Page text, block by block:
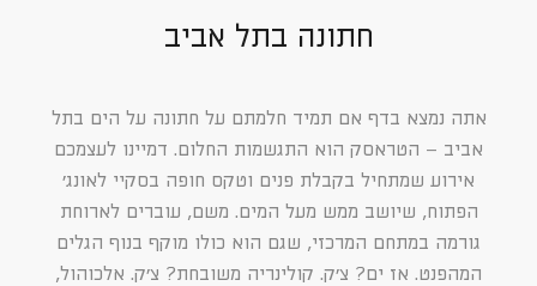
חתונה בתל אביב
אתה נמצא בדף אם תמיד חלמתם על חתונה על הים בתל
אביב – הטראסק הוא התגשמות החלום. דמיינו לעצמכם
אירוע שמתחיל בקבלת פנים וטקס חופה בסקיי לאונג׳
הפתוח, שיושב ממש מעל המים. משם, עוברים לארוחת
גורמה במתחם המרכזי, שגם הוא כולו מוקף בנוף הגלים
המהפנט. אז ים? צ׳ק. קולינריה משובחת? צ׳ק. אלכוהול,